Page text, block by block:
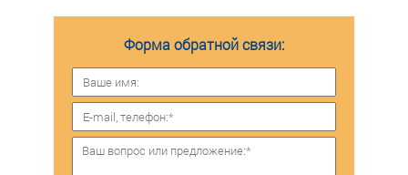
Форма обратной связи: